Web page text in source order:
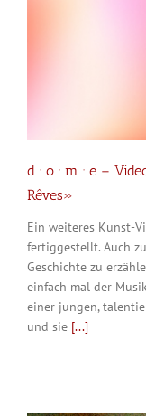
d · o · m · e –
Rêves»
Ein weiteres Kunst-
fertiggestellt. Auch
Geschichte zu
einfach mal der
einer jungen,
und sie [...]